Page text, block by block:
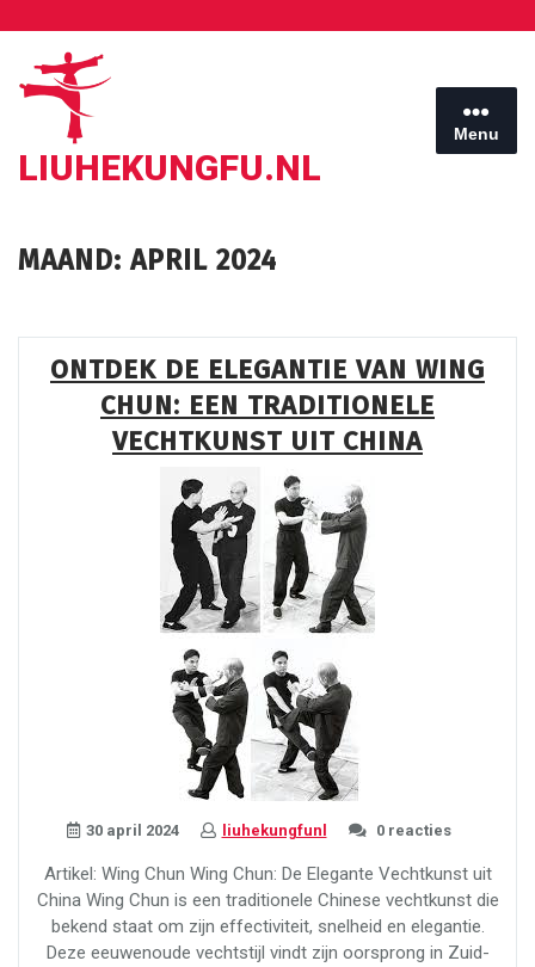
inhoud
LIUHEKUNGFU.NL
Menu
MAAND:APRIL 2024
ONTDEK DE ELEGANTIE VAN WING
CHUN: EEN TRADITIONELE
VECHTKUNST UIT CHINA
30 april 2024 liuhekungfunl 0 reacties
Artikel: Wing Chun Wing Chun: De Elegante Vechtkunst uit
China Wing Chun is een traditionele Chinese vechtkunst die
bekend staat om zijn effectiviteit, snelheid en elegantie.
Deze eeuwenoude vechtstijl vindt zijn oorsprong in Zuid-